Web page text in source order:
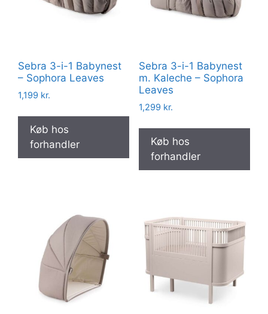
Sebra 3-i-1 Babynest
– Sophora Leaves
1,199 kr.
Køb hos
forhandler
Sebra 3-i-1 Babynest
m. Kaleche – Sophora
Leaves
1,299 kr.
Køb hos
forhandler